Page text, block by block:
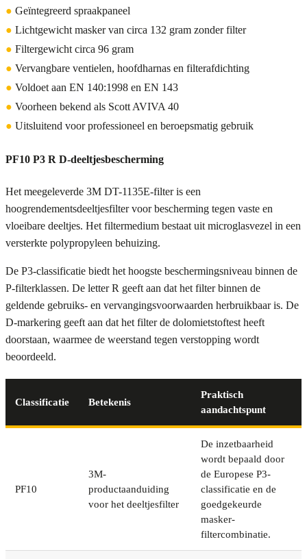
● Geïntegreerd spraakpaneel
● Lichtgewicht masker van circa 132 gram zonder filter
● Filtergewicht circa 96 gram
● Vervangbare ventielen, hoofdharnas en filterafdichting
● Voldoet aan EN 140:1998 en EN 143
● Voorheen bekend als Scott AVIVA 40
● Uitsluitend voor professioneel en beroepsmatig gebruik
PF10 P3 R D-deeltjesbescherming
Het meegeleverde 3M DT-1135E-filter is een
hoogrendementsdeeltjesfilter voor bescherming tegen vaste en
vloeibare deeltjes. Het filtermedium bestaat uit microglasvezel in een
versterkte polypropyleen behuizing.
De P3-classificatie biedt het hoogste beschermingsniveau binnen de
P-filterklassen. De letter R geeft aan dat het filter binnen de
geldende gebruiks- en vervangingsvoorwaarden herbruikbaar is. De
D-markering geeft aan dat het filter de dolomietstoftest heeft
doorstaan, waarmee de weerstand tegen verstopping wordt
beoordeeld.
Classificatie Betekenis
Praktisch
aandachtspunt
PF10
3M-
productaanduiding
voor het deeltjesfilter
De inzetbaarheid
wordt bepaald door
de Europese P3-
classificatie en de
goedgekeurde
masker-
filtercombinatie.